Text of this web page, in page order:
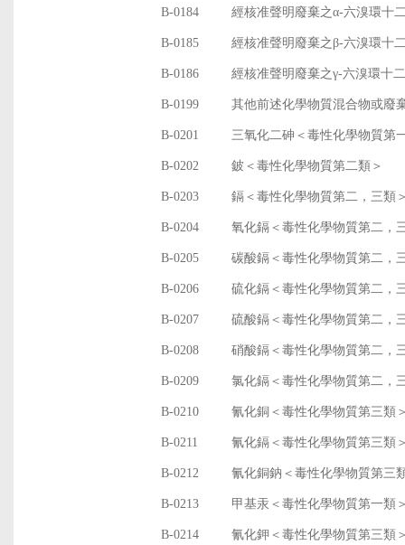
B-0184 經核准聲明廢棄之α-六溴環十
B-0185 經核准聲明廢棄之β-六溴環十
B-0186 經核准聲明廢棄之γ-六溴環十
B-0199 其他前述化學物質混合物或廢
B-0201 三氧化二砷＜毒性化學物質第
B-0202 鈹＜毒性化學物質第二類＞
B-0203 鎘＜毒性化學物質第二，三類
B-0204 氧化鎘＜毒性化學物質第二，
B-0205 碳酸鎘＜毒性化學物質第二，
B-0206 硫化鎘＜毒性化學物質第二，
B-0207 硫酸鎘＜毒性化學物質第二，
B-0208 硝酸鎘＜毒性化學物質第二，
B-0209 氯化鎘＜毒性化學物質第二，
B-0210 氰化銅＜毒性化學物質第三類
B-0211 氰化鎘＜毒性化學物質第三類
B-0212 氰化銅鈉＜毒性化學物質第三
B-0213 甲基汞＜毒性化學物質第一類
B-0214 氰化鉀＜毒性化學物質第三類